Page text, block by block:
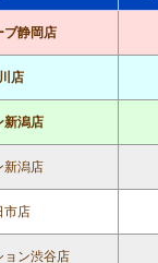
ブ静岡店
店
新潟店
新潟店
市店
ョン渋谷店